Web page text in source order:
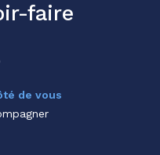
faire
de vous